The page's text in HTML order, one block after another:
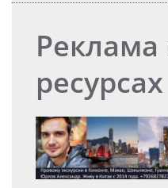
ресурсах